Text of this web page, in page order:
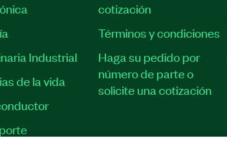
Industrial
de la vida
cotización
Términos y condiciones
Haga su pedido por
número de parte o
solicite una cotización